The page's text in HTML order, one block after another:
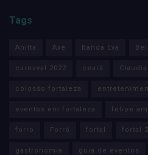
Tags
Anitta Axé Banda Eva
carnaval 2022 ceará
colosso fortaleza
eventos em fortaleza felipe
forro Forró fortal fortal
gastronomia guia de eventos